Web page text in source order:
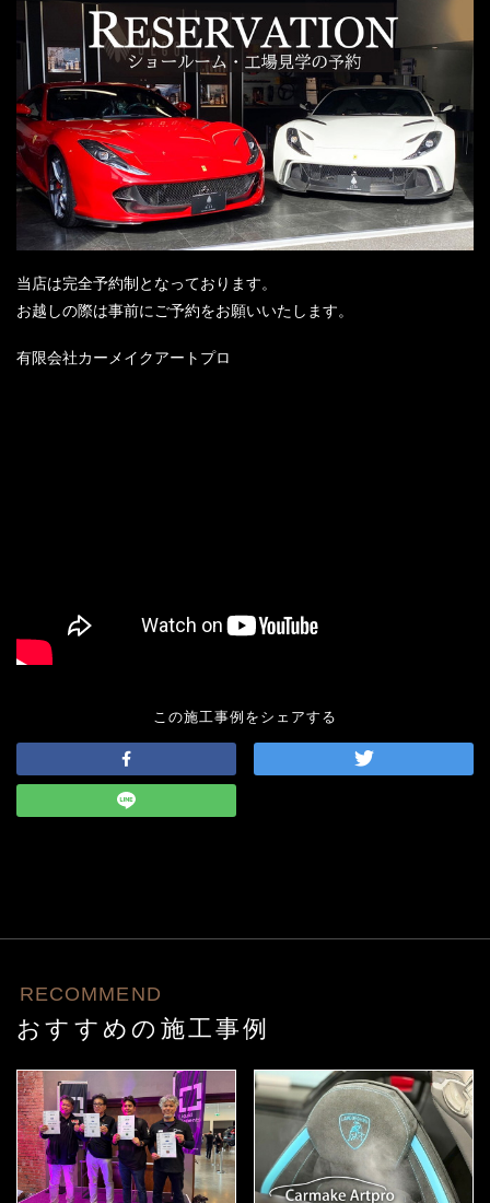
当店は完全予約制となっております。
お越しの際は事前にご予約をお願いいたします。
有限会社カーメイクアートプロ
この施工事例をシェアする
RECOMMEND
おすすめの施工事例